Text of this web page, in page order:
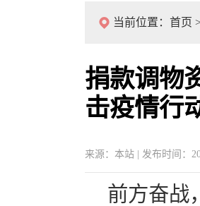
当前位置： 首页
捐款调物
击疫情行
来源：本站 | 发布时间：
前方奋战